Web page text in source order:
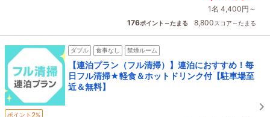
1名 4,400円～
176ポイント～たまる 8,800スコア～たまる
ダブル 食事なし 禁煙ルーム
【連泊プラン（フル清掃）】連泊におすすめ！毎
日フル清掃★軽食＆ホットドリンク付【駐車場至
近＆無料】
ポイント 2%